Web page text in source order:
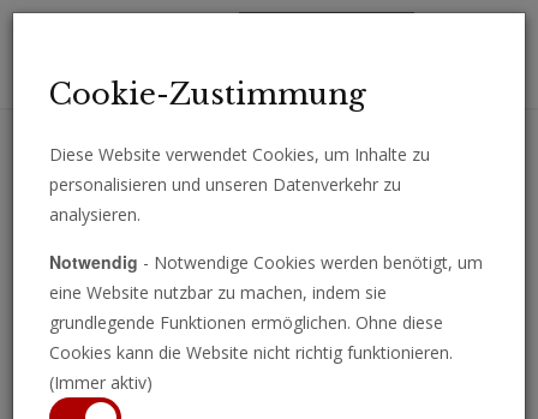
Erhalten Sie wichtige Analysen, Kommentare und Nachrichten
Cookie-Zustimmung
Diese Website verwendet Cookies, um Inhalte zu
personalisieren und unseren Datenverkehr zu
analysieren.
Notwendig - Notwendige Cookies werden benötigt, um
eine Website nutzbar zu machen, indem sie
grundlegende Funktionen ermöglichen. Ohne diese
Cookies kann die Website nicht richtig funktionieren.
(Immer aktiv)